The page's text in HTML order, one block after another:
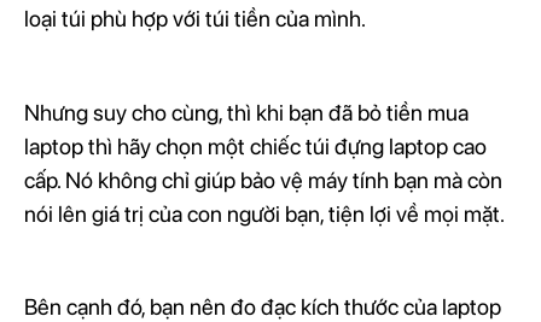
loại túi phù hợp với túi tiền của mình.
Nhưng suy cho cùng, thì khi bạn đã bỏ tiền mua
laptop thì hãy chọn một chiếc túi đựng laptop cao
cấp. Nó không chỉ giúp bảo vệ máy tính bạn mà còn
nói lên giá trị của con người bạn, tiện lợi về mọi mặt.
Bên cạnh đó, bạn nên đo đạc kích thước của laptop